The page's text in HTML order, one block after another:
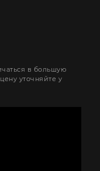
в большую
уточняйте у